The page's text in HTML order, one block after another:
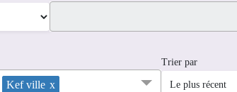
Kef ville x
Trier par